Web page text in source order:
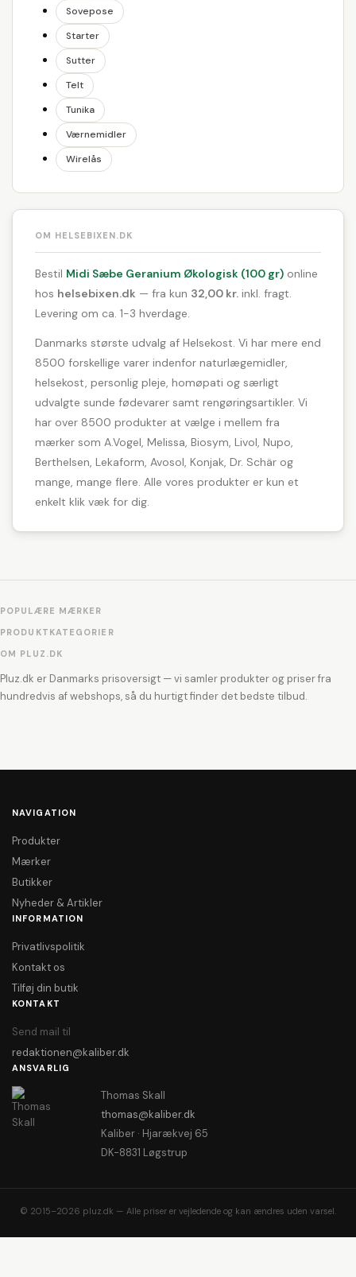
Sovepose
Starter
Sutter
Telt
Tunika
Værnemidler
Wirelås
OM HELSEBIXEN.DK
Bestil Midi Sæbe Geranium Økologisk (100 gr) online
hos helsebixen.dk — fra kun 32,00 kr. inkl. fragt.
Levering om ca. 1-3 hverdage.
Danmarks største udvalg af Helsekost. Vi har mere end
8500 forskellige varer indenfor naturlægemidler,
helsekost, personlig pleje, homøpati og særligt
udvalgte sunde fødevarer samt rengøringsartikler. Vi
har over 8500 produkter at vælge i mellem fra
mærker som A.Vogel, Melissa, Biosym, Livol, Nupo,
Berthelsen, Lekaform, Avosol, Konjak, Dr. Schär og
mange, mange flere. Alle vores produkter er kun et
enkelt klik væk for dig.
POPULÆRE MÆRKER
PRODUKTKATEGORIER
OM PLUZ.DK
Pluz.dk er Danmarks prisoversigt — vi samler produkter og priser fra
hundredvis af webshops, så du hurtigt finder det bedste tilbud.
NAVIGATION
Produkter
Mærker
Butikker
Nyheder & Artikler
INFORMATION
Privatlivspolitik
Kontakt os
Tilføj din butik
KONTAKT
Send mail til
redaktionen@kaliber.dk
ANSVARLIG
Thomas Skall
thomas@kaliber.dk
Kaliber · Hjarækvej 65
DK-8831 Løgstrup
© 2015–2026 pluz.dk — Alle priser er vejledende og kan ændres uden varsel.